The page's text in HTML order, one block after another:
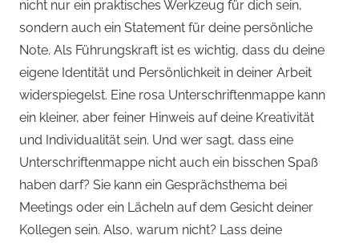
2025
Stefan
Wagner,
MHBA
nicht nur ein praktisches Werkzeug für dich sein,
sondern auch ein Statement für deine persönliche
Note. Als Führungskraft ist es wichtig, dass du deine
eigene Identität und Persönlichkeit in deiner Arbeit
widerspiegelst. Eine rosa Unterschriftenmappe kann
ein kleiner, aber feiner Hinweis auf deine Kreativität
und Individualität sein. Und wer sagt, dass eine
Unterschriftenmappe nicht auch ein bisschen Spaß
haben darf? Sie kann ein Gesprächsthema bei
Meetings oder ein Lächeln auf dem Gesicht deiner
Kollegen sein. Also, warum nicht? Lass deine